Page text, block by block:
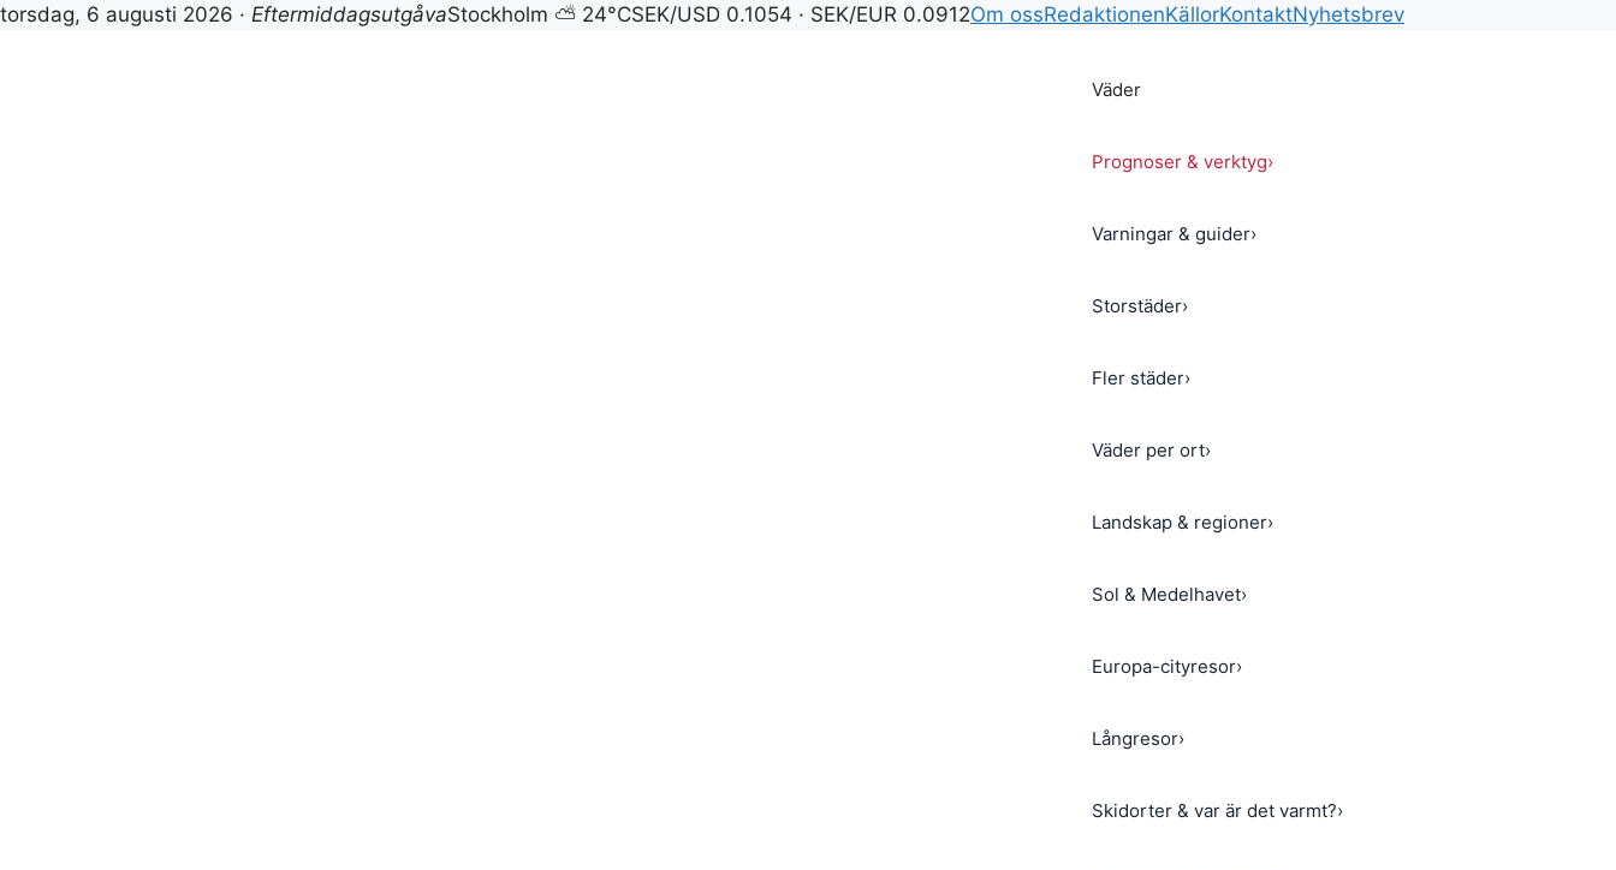
torsdag, 6 augusti 2026 · EftermiddagsutgåvaStockholm ⛅ 24°CSEK/USD 0.1054 · SEK/EUR 0.0912Om ossRedaktionenKällorKontaktNyhetsbrev
Väder
Prognoser & verktyg›
Varningar & guider›
Storstäder›
Fler städer›
Väder per ort›
Landskap & regioner›
Sol & Medelhavet›
Europa-cityresor›
Långresor›
Skidorter & var är det varmt?›